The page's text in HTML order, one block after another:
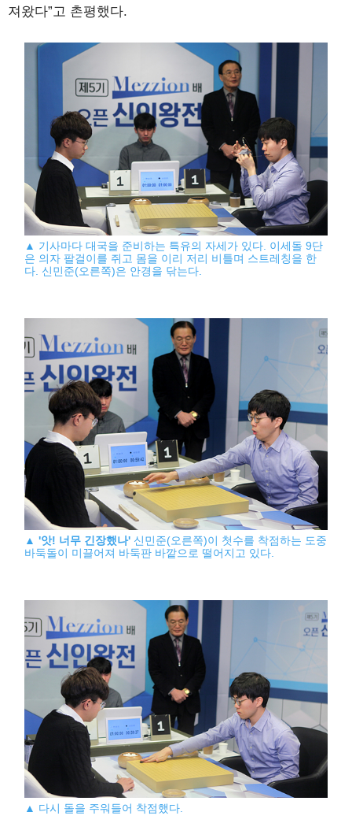
져왔다”고 촌평했다.
▲ 기사마다 대국을 준비하는 특유의 자세가 있다. 이세돌 9단
은 의자 팔걸이를 쥐고 몸을 이리 저리 비틀며 스트레칭을 한
다. 신민준(오른쪽)은 안경을 닦는다.
▲'앗! 너무 긴장했나' 신민준(오른쪽)이 첫수를 착점하는 도중
바둑돌이 미끌어져 바둑판 바깥으로 떨어지고 있다.
▲ 다시 돌을 주워들어 착점했다.